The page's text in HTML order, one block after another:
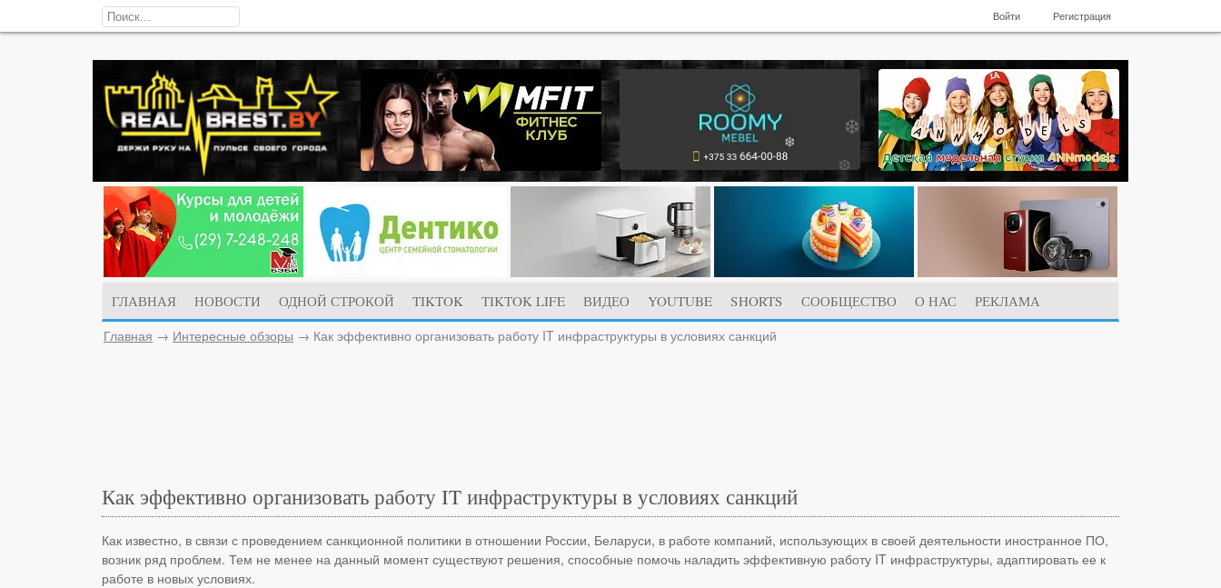
Войти Регистрация
ГЛАВНАЯ НОВОСТИ ОДНОЙ СТРОКОЙ TIKTOK TIKTOK LIFE ВИДЕО YOUTUBE SHORTS СООБЩЕСТВО О НАС
РЕКЛАМА
Главная → Интересные обзоры → Как эффективно организовать работу IT инфраструктуры в условиях санкций
Как эффективно организовать работу IT инфраструктуры в условиях санкций
Как известно, в связи с проведением санкционной политики в отношении России, Беларуси, в работе компаний, использующих в своей деятельности иностранное ПО,
возник ряд проблем. Тем не менее на данный момент существуют решения, способные помочь наладить эффективную работу IT инфраструктуры, адаптировать ее к
работе в новых условиях.